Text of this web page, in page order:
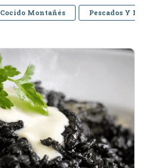
Cocido Montañés Pescados Y